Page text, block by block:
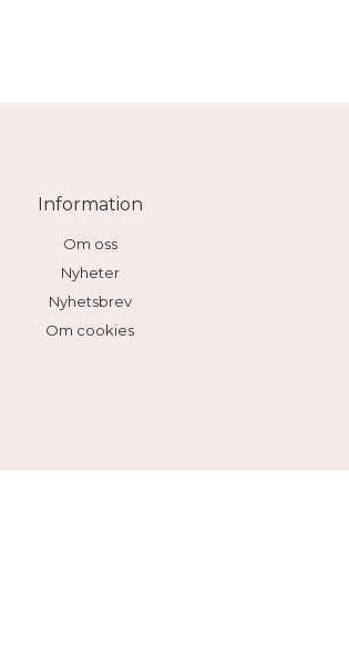
Information
Om oss
Nyheter
Nyhetsbrev
Om cookies